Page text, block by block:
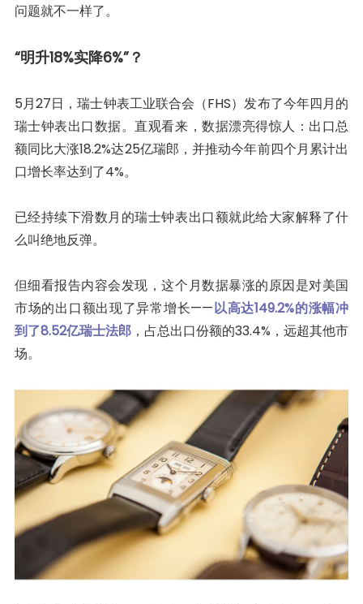
问题就不一样了。
“明升18%实降6%”？
5月27日，瑞士钟表工业联合会（FHS）发布了今年四月的
瑞士钟表出口数据。直观看来，数据漂亮得惊人：出口总
额同比大涨18.2%达25亿瑞郎，并推动今年前四个月累计出
口增长率达到了4%。
已经持续下滑数月的瑞士钟表出口额就此给大家解释了什
么叫绝地反弹。
但细看报告内容会发现，这个月数据暴涨的原因是对美国
市场的出口额出现了异常增长——以高达149.2%的涨幅冲
到了8.52亿瑞士法郎，占总出口份额的33.4%，远超其他市
场。